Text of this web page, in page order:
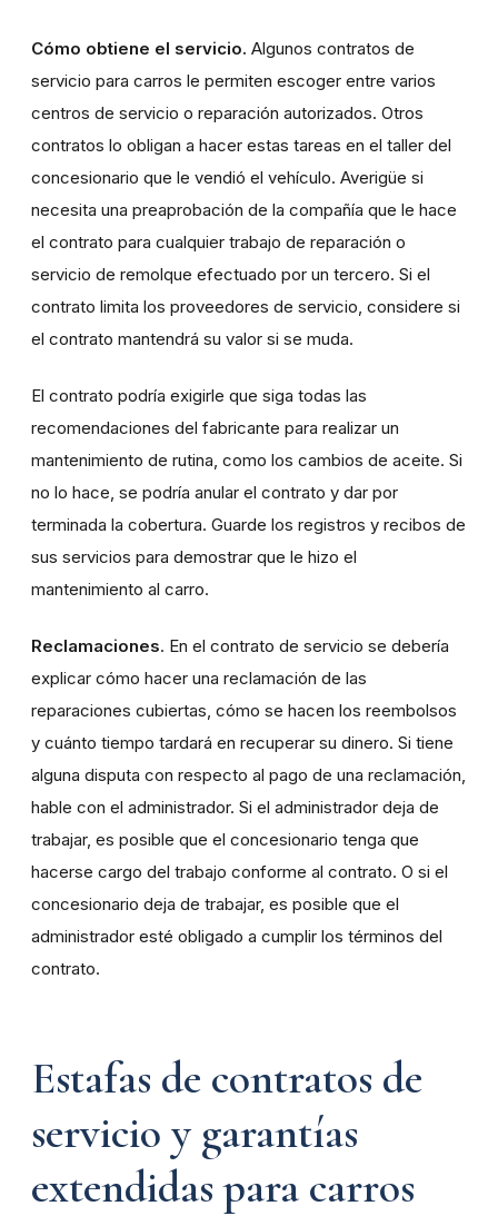
Cómo obtiene el servicio. Algunos contratos de
servicio para carros le permiten escoger entre varios
centros de servicio o reparación autorizados. Otros
contratos lo obligan a hacer estas tareas en el taller del
concesionario que le vendió el vehículo. Averigüe si
necesita una preaprobación de la compañía que le hace
el contrato para cualquier trabajo de reparación o
servicio de remolque efectuado por un tercero. Si el
contrato limita los proveedores de servicio, considere si
el contrato mantendrá su valor si se muda.
El contrato podría exigirle que siga todas las
recomendaciones del fabricante para realizar un
mantenimiento de rutina, como los cambios de aceite. Si
no lo hace, se podría anular el contrato y dar por
terminada la cobertura. Guarde los registros y recibos de
sus servicios para demostrar que le hizo el
mantenimiento al carro.
Reclamaciones. En el contrato de servicio se debería
explicar cómo hacer una reclamación de las
reparaciones cubiertas, cómo se hacen los reembolsos
y cuánto tiempo tardará en recuperar su dinero. Si tiene
alguna disputa con respecto al pago de una reclamación,
hable con el administrador. Si el administrador deja de
trabajar, es posible que el concesionario tenga que
hacerse cargo del trabajo conforme al contrato. O si el
concesionario deja de trabajar, es posible que el
administrador esté obligado a cumplir los términos del
contrato.
Estafas de contratos de
servicio y garantías
extendidas para carros